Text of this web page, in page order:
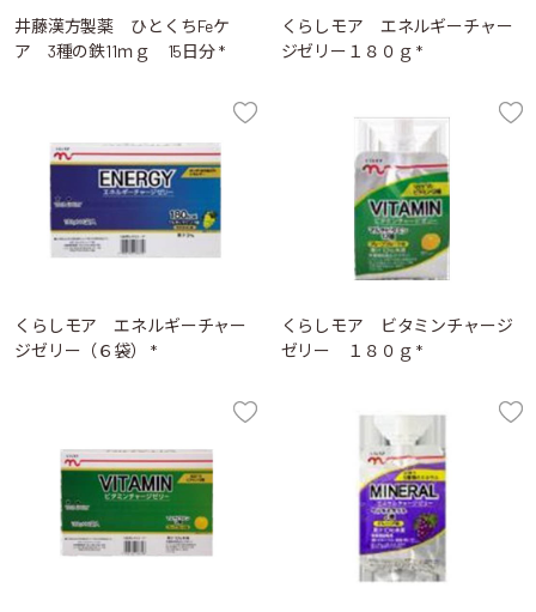
井藤漢方製薬 ひとくちFeケ
ア 3種の鉄11ｍｇ 15日分 *
くらしモア エネルギーチャー
ジゼリー１８０ｇ *
くらしモア エネルギーチャー
ジゼリー（６袋） *
くらしモア ビタミンチャージ
ゼリー １８０ｇ *